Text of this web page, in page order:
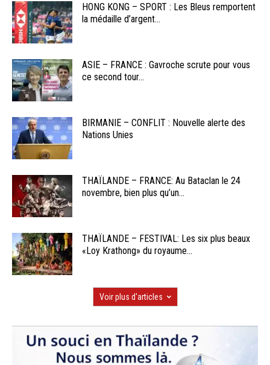
HONG KONG – SPORT : Les Bleus remportent
la médaille d’argent...
ASIE – FRANCE : Gavroche scrute pour vous
ce second tour...
BIRMANIE – CONFLIT : Nouvelle alerte des
Nations Unies
THAÏLANDE – FRANCE: Au Bataclan le 24
novembre, bien plus qu’un...
THAÏLANDE – FESTIVAL: Les six plus beaux
«Loy Krathong» du royaume...
Voir plus d'articles